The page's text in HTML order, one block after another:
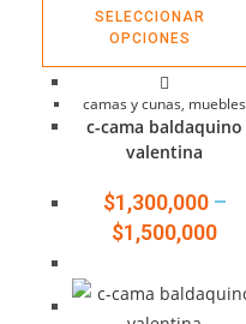
SELECCIONAR
OPCIONES
camas y cunas, muebles
c-cama baldaquino
valentina
$1,300,000–
$1,500,000